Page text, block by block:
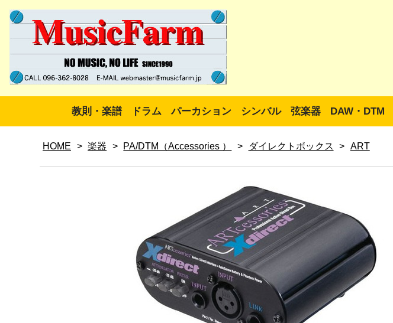
教則・楽譜 ドラム パーカション シンバル 弦楽器 DAW・DTM
HOME > 楽器 > PA/DTM（Accessories ） > ダイレクトボックス > ART